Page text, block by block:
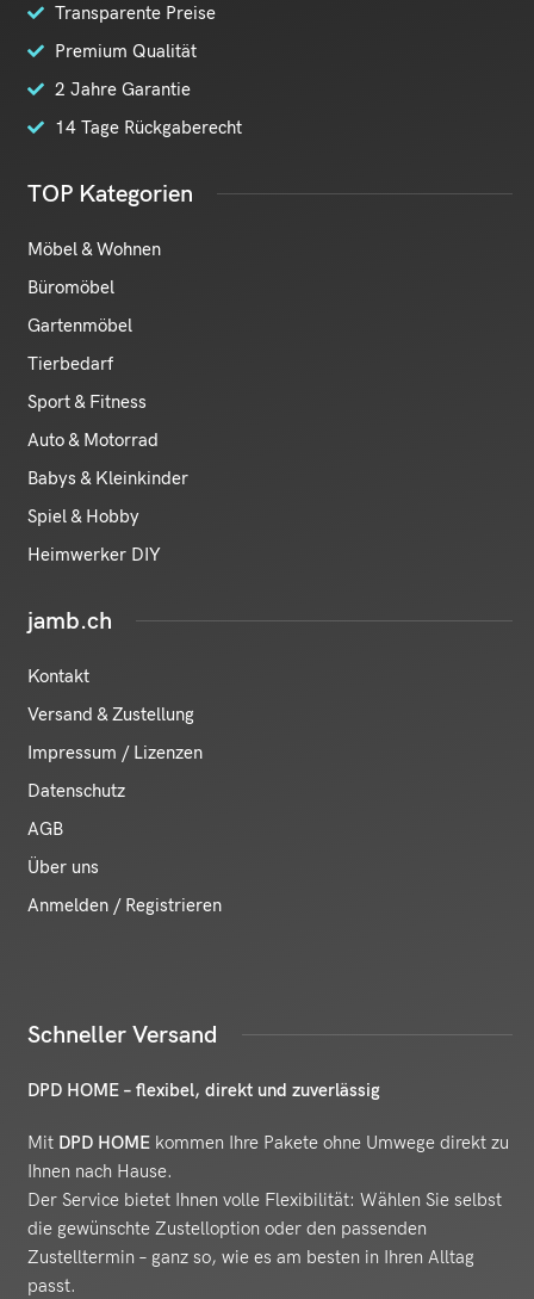
Transparente Preise
Premium Qualität
2 Jahre Garantie
14 Tage Rückgaberecht
TOP Kategorien
Möbel & Wohnen
Büromöbel
Gartenmöbel
Tierbedarf
Sport & Fitness
Auto & Motorrad
Babys & Kleinkinder
Spiel & Hobby
Heimwerker DIY
jamb.ch
Kontakt
Versand & Zustellung
Impressum / Lizenzen
Datenschutz
AGB
Über uns
Anmelden / Registrieren
Schneller Versand
DPD HOME – flexibel, direkt und zuverlässig
Mit DPD HOME kommen Ihre Pakete ohne Umwege direkt zu
Ihnen nach Hause.
Der Service bietet Ihnen volle Flexibilität: Wählen Sie selbst
die gewünschte Zustelloption oder den passenden
Zustelltermin – ganz so, wie es am besten in Ihren Alltag
passt.